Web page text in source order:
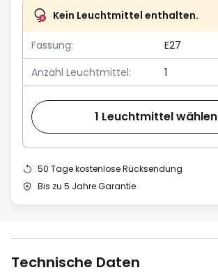
Kein Leuchtmittel enthalten.
Fassung:
E27
Anzahl Leuchtmittel:
1
1 Leuchtmittel wählen
50 Tage kostenlose Rücksendung
Bis zu 5 Jahre Garantie
Technische Daten